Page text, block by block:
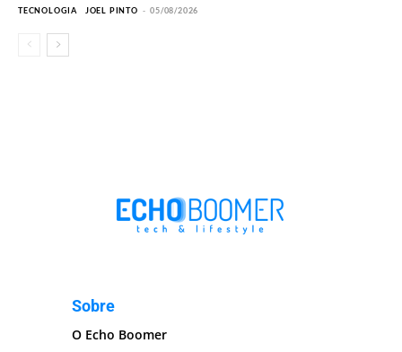
TECNOLOGIA JOEL PINTO - 05/08/2026
Sobre
O Echo Boomer